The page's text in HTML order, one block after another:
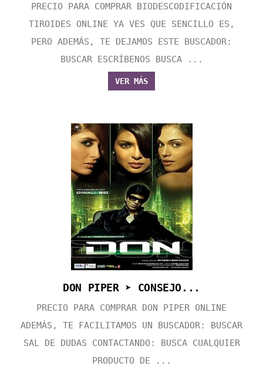
PRECIO PARA COMPRAR BIODESCODIFICACIÓN
TIROIDES ONLINE YA VES QUE SENCILLO ES,
PERO ADEMÁS, TE DEJAMOS ESTE BUSCADOR:
BUSCAR ESCRÍBENOS BUSCA ...
VER MÁS
DON PIPER ➤ CONSEJO...
PRECIO PARA COMPRAR DON PIPER ONLINE
ADEMÁS, TE FACILITAMOS UN BUSCADOR: BUSCAR
SAL DE DUDAS CONTACTANDO: BUSCA CUALQUIER
PRODUCTO DE ...